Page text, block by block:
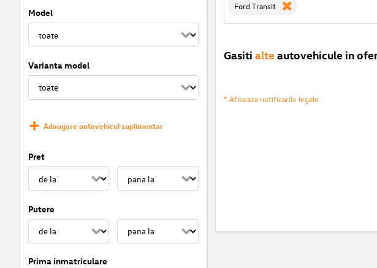
Model
Varianta model
Adaugare autovehicul suplimentar
Pret
Putere
Prima inmatriculare
Ford Transit
Gasiti alte autovehicule in
* Afiseaza notificarile legale